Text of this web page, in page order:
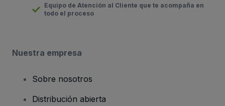
Equipo de Atención al Cliente que te acompaña en
todo el proceso
Nuestra empresa
Sobre nosotros
Distribución abierta